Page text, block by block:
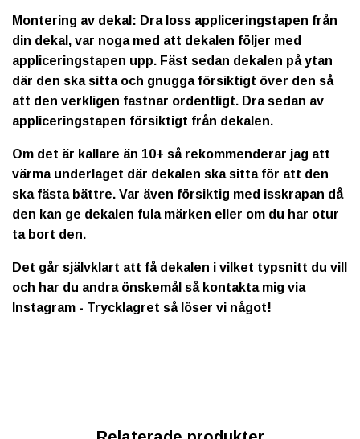
Montering av dekal: Dra loss appliceringstapen från
din dekal, var noga med att dekalen följer med
appliceringstapen upp. Fäst sedan dekalen på ytan
där den ska sitta och gnugga försiktigt över den så
att den verkligen fastnar ordentligt. Dra sedan av
appliceringstapen försiktigt från dekalen.
Om det är kallare än 10+ så rekommenderar jag att
värma underlaget där dekalen ska sitta för att den
ska fästa bättre. Var även försiktig med isskrapan då
den kan ge dekalen fula märken eller om du har otur
ta bort den.
Det går självklart att få dekalen i vilket typsnitt du vill
och har du andra önskemål så kontakta mig via
Instagram - Trycklagret så löser vi något!